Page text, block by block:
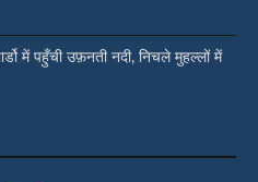
में पहुँची उफ़नती नदी, निचले मुहल्लों में